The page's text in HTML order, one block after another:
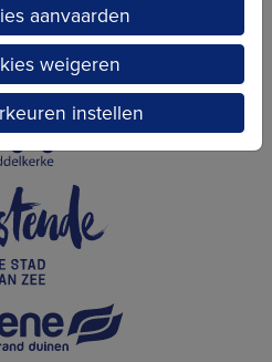
verbindt
aanvaarden
weigeren
instellen